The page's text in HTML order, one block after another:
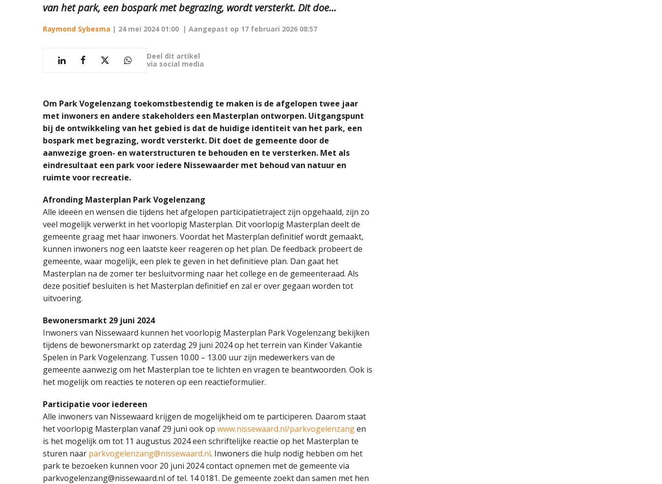
van het park, een bospark met begrazing, wordt versterkt. Dit doe...
Raymond Sybesma | 24 mei 2024 01:00 | Aangepast op 17 februari 2026 08:57
Deel dit artikel
via social media
Om Park Vogelenzang toekomstbestendig te maken is de afgelopen twee jaar
met inwoners en andere stakeholders een Masterplan ontworpen. Uitgangspunt
bij de ontwikkeling van het gebied is dat de huidige identiteit van het park, een
bospark met begrazing, wordt versterkt. Dit doet de gemeente door de
aanwezige groen- en waterstructuren te behouden en te versterken. Met als
eindresultaat een park voor iedere Nissewaarder met behoud van natuur en
ruimte voor recreatie.
Afronding Masterplan Park Vogelenzang
Alle ideeën en wensen die tijdens het afgelopen participatietraject zijn opgehaald, zijn zo
veel mogelijk verwerkt in het voorlopig Masterplan. Dit voorlopig Masterplan deelt de
gemeente graag met haar inwoners. Voordat het Masterplan definitief wordt gemaakt,
kunnen inwoners nog een laatste keer reageren op het plan. De feedback probeert de
gemeente, waar mogelijk, een plek te geven in het definitieve plan. Dan gaat het
Masterplan na de zomer ter besluitvorming naar het college en de gemeenteraad. Als
deze positief besluiten is het Masterplan definitief en zal er over gegaan worden tot
uitvoering.
Bewonersmarkt 29 juni 2024
Inwoners van Nissewaard kunnen het voorlopig Masterplan Park Vogelenzang bekijken
tijdens de bewonersmarkt op zaterdag 29 juni 2024 op het terrein van Kinder Vakantie
Spelen in Park Vogelenzang. Tussen 10.00 – 13.00 uur zijn medewerkers van de
gemeente aanwezig om het Masterplan toe te lichten en vragen te beantwoorden. Ook is
het mogelijk om reacties te noteren op een reactieformulier.
Participatie voor iedereen
Alle inwoners van Nissewaard krijgen de mogelijkheid om te participeren. Daarom staat
het voorlopig Masterplan vanaf 29 juni ook op www.nissewaard.nl/parkvogelenzangen
is het mogelijk om tot 11 augustus 2024 een schriftelijke reactie op het Masterplan te
sturen naar parkvogelenzang@nissewaard.nl. Inwoners die hulp nodig hebben om het
park te bezoeken kunnen voor 20 juni 2024 contact opnemen met de gemeente via
parkvogelenzang@nissewaard.nl of tel. 14 0181. De gemeente zoekt dan samen met hen